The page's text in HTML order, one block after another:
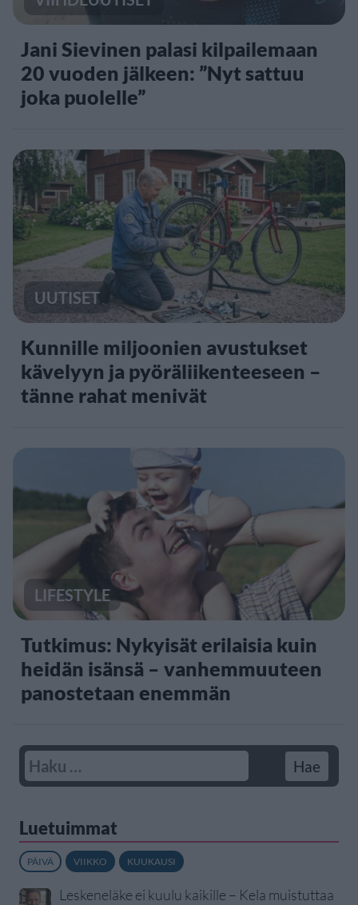
Jani Sievinen palasi kilpailemaan
20 vuoden jälkeen: ”Nyt sattuu
joka puolelle”
UUTISET
Kunnille miljoonien avustukset
kävelyyn ja pyöräliikenteeseen –
tänne rahat menivät
LIFESTYLE
Tutkimus: Nykyisät erilaisia kuin
heidän isänsä – vanhemmuuteen
panostetaan enemmän
Luetuimmat
PÄIVÄ VIIKKO KUUKAUSI
Leskeneläke ei kuulu kaikille – Kela muistuttaa